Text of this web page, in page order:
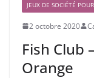
JEUX DE SOCIÉTÉ
2 octobre 2020
Fish Club
Orange